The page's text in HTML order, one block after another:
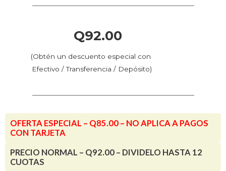
–
Natural
Small
Q92.00
(Obtén un descuento especial con
Efectivo / Transferencia / Depósito)
OFERTA ESPECIAL – Q85.00 – NO APLICA A PAGOS
CON TARJETA
PRECIO NORMAL – Q92.00 – DIVIDELO HASTA 12
CUOTAS